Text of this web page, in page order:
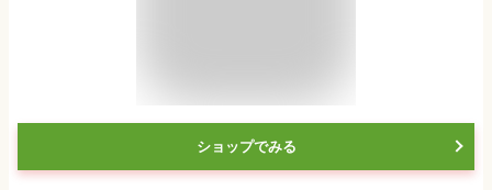
ショップでみる